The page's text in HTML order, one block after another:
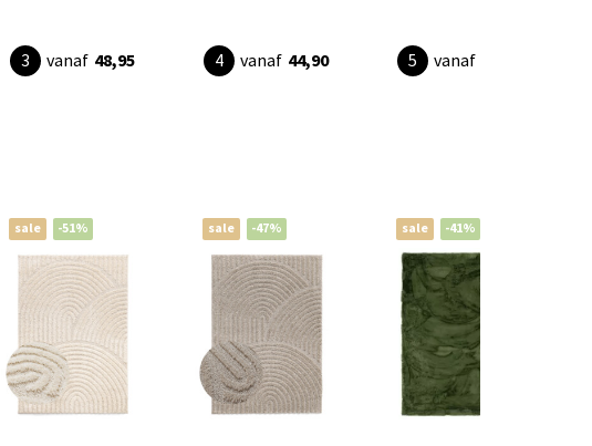
vanaf 48,95 vanaf 44,90 vanaf
sale -51% sale -47% sale -41%